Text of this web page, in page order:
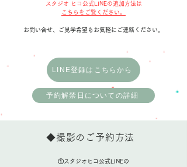
スタジオ ヒコ公式LINEの​追加方法は
こちらをご覧ください。
お問い合せ、ご見学希望もお気軽にご連絡ください。
LINE登録はこちらから
予約解禁日についての詳細
​◆撮影のご予約方法
①スタジオヒコ公式LINEの